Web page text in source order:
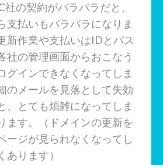
社の契約がバラバラだと、
支払いもバラバラになりま
新作業や支払いはIDとパス
社の管理画面からおこなう
グインできなくなってしま
のメールを見落として失効
、とても煩雑になってしま
ます。（ドメインの更新を
ージが見られなくなってし
あります）